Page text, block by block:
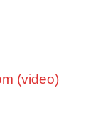
(video)